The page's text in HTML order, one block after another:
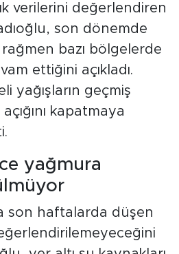
verilerini değerlendiren
son dönemde
bazı bölgelerde
ettiğini açıkladı.
yağışların geçmiş
kapatmaya
yağmura
son haftalarda düşen